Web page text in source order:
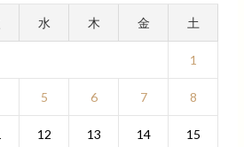
水 木 金 土
1
5 6 7 8
12 13 14 15